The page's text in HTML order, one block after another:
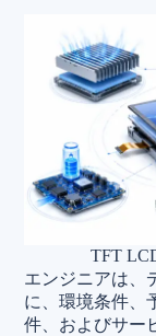
TFT
エンジニアは、
に、環境条件、
件、およびサー